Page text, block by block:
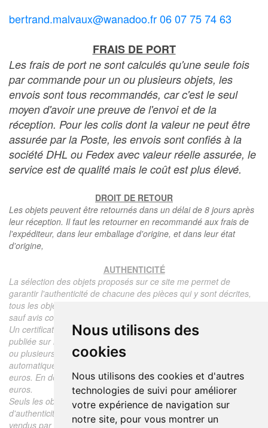
Nous utilisons des
cookies
Nous utilisons des cookies et d'autres
technologies de suivi pour améliorer
votre expérience de navigation sur
notre site, pour vous montrer un
bertrand.malvaux@wanadoo.fr 06 07 75 74 63
FRAIS DE PORT
Les frais de port ne sont calculés qu'une seule fois
par commande pour un ou plusieurs objets, les
envois sont tous recommandés, car c'est le seul
moyen d'avoir une preuve de l'envoi et de la
réception. Pour les colis dont la valeur ne peut être
assurée par la Poste, les envois sont confiés à la
société DHL ou Fedex avec valeur réelle assurée, le
service est de qualité mais le coût est plus élevé.
DROIT DE RETOUR
Les objets peuvent être retournés dans un délai de 8 jours après
leur réception. Il faut les retourner en recommandé aux frais de
l'expéditeur, dans leur emballage d'origine, et dans leur état
d'origine,
AUTHENTICITÉ
La sélection des objets proposés sur ce site me permet de
garantir l'authenticité de chacune des pièces qui y sont décrites,
tous les objets proposés sont garantis d'époque et authentiques,
sauf avis contraire ou restriction dans la description.
Un certificat d'authenticité de l'objet reprenant la description
publiée sur le site, l'époque, le prix de vente, accompagné d'une
ou plusieurs photographies en couleurs est communiqué
automatiquement pour tout objet dont le prix est supérieur à 130
euros. En dessous de ce prix chaque certificat est facturé 5
euros.
Seuls les objets vendus par mes soins font l'objet d'un certificat
d'authenticité, je ne fais aucun rapport d'expertise pour les objets
vendus par des tiers (confrères ou collectionneurs).